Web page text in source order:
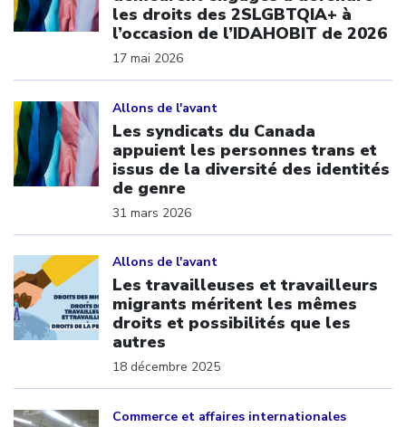
les droits des 2SLGBTQIA+ à
l’occasion de l’IDAHOBIT de 2026
17 mai 2026
Allons de l'avant
Les syndicats du Canada
appuient les personnes trans et
issus de la diversité des identités
de genre
31 mars 2026
Allons de l'avant
Les travailleuses et travailleurs
migrants méritent les mêmes
droits et possibilités que les
autres
18 décembre 2025
Commerce et affaires internationales